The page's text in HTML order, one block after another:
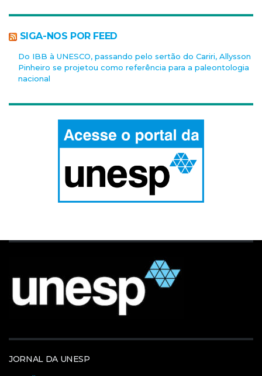
SIGA-NOS POR FEED
Do IBB à UNESCO, passando pelo sertão do Cariri, Allysson
Pinheiro se projetou como referência para a paleontologia
nacional
JORNAL DA UNESP